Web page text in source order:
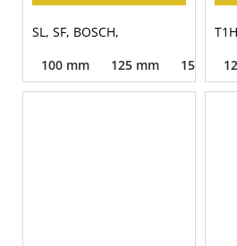
SL, SF, BOSCH,
100 mm
125 mm 150 mm